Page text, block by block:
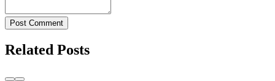
Post Comment
Related Posts